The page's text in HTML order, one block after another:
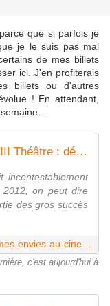
que si parfois je
je le suis pas mal
de mes billets
ici. J'en profiterais
billets ou d'autres
! En attendant,
La Liste De Mes Envies au Ciné XIII Théâtre : dépêchez-vous !
2012, on peut dire
des gros succès
c'est aujourd'hui à